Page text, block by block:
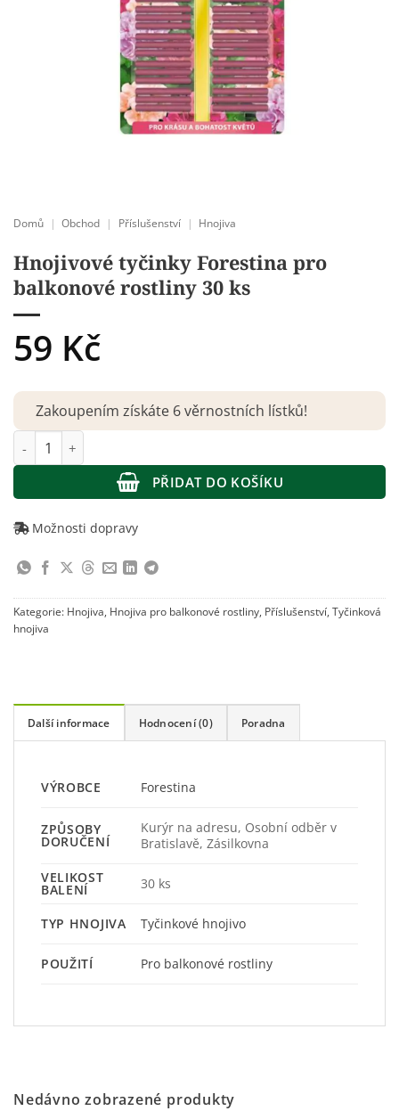
Domů | Obchod | Příslušenství | Hnojiva
Hnojivové tyčinky Forestina pro
balkonové rostliny 30 ks
59 Kč
Zakoupením získáte 6 věrnostních lístků!
Hnojivové tyčinky Forestina pro balkonové rostliny 30 ks
PŘIDAT DO KOŠÍKU
Možnosti dopravy
Kategorie: Hnojiva, Hnojiva pro balkonové rostliny, Příslušenství, Tyčinková
hnojiva
Další informace Hodnocení (0) Poradna
VÝROBCE Forestina
ZPŮSOBY
DORUČENÍ
Kurýr na adresu, Osobní odběr v
Bratislavě, Zásilkovna
VELIKOST
BALENÍ 30 ks
TYP HNOJIVA Tyčinkové hnojivo
POUŽITÍ Pro balkonové rostliny
Nedávno zobrazené produkty